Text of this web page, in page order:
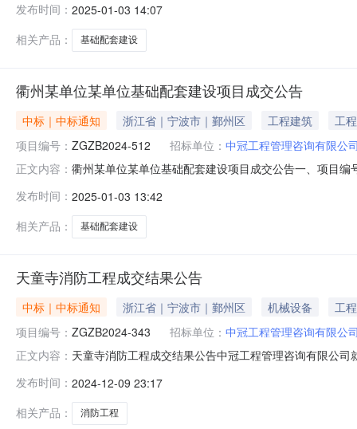
验收规范一次性验收合格第二中标候选人：永耀城市环
人：浙江象网科技有
发布时间： 2025-01-03 14:07
相关产品：
基础配套建设
衢州某单位某单位基础配套建设项目成交公告
中标｜中标通知 浙江省｜宁波市｜鄞州区 工程建筑
工程
项目编号： ZGZB2024-512 招标单位： 中冠工程管理咨询有限公
正文内容： 衢州某单位某单位基础配套建设项目成交公告一、项目
浙江省通信产业服务有限公司某单位基础配套建设项目
准及金额
发布时间： 2025-01-03 13:42
相关产品：
基础配套建设
天童寺消防工程成交结果公告
中标｜中标通知 浙江省｜宁波市｜鄞州区 机械设备
工程
项目编号： ZGZB2024-343 招标单位： 中冠工程管理咨询有限公
正文内容： 天童寺消防工程成交结果公告中冠工程管理咨询有限公
成交价1天童寺消防工程浙江一山建设有限公司/浙江宝
限
发布时间： 2024-12-09 23:17
相关产品：
消防工程